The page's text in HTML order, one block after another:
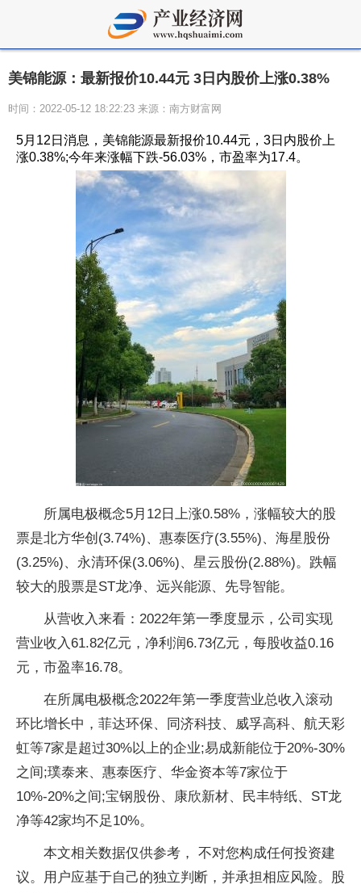
美锦能源：最新报价10.44元 3日内股价上涨0.38%
时间：2022-05-12 18:22:23 来源：南方财富网
5月12日消息，美锦能源最新报价10.44元，3日内股价上
涨0.38%;今年来涨幅下跌-56.03%，市盈率为17.4。
所属电极概念5月12日上涨0.58%，涨幅较大的股
票是北方华创(3.74%)、惠泰医疗(3.55%)、海星股份
(3.25%)、永清环保(3.06%)、星云股份(2.88%)。跌幅
较大的股票是ST龙净、远兴能源、先导智能。
从营收入来看：2022年第一季度显示，公司实现
营业收入61.82亿元，净利润6.73亿元，每股收益0.16
元，市盈率16.78。
在所属电极概念2022年第一季度营业总收入滚动
环比增长中，菲达环保、同济科技、威孚高科、航天彩
虹等7家是超过30%以上的企业;易成新能位于20%-30%
之间;璞泰来、惠泰医疗、华金资本等7家位于
10%-20%之间;宝钢股份、康欣新材、民丰特纸、ST龙
净等42家均不足10%。
本文相关数据仅供参考， 不对您构成任何投资建
议。用户应基于自己的独立判断，并承担相应风险。股